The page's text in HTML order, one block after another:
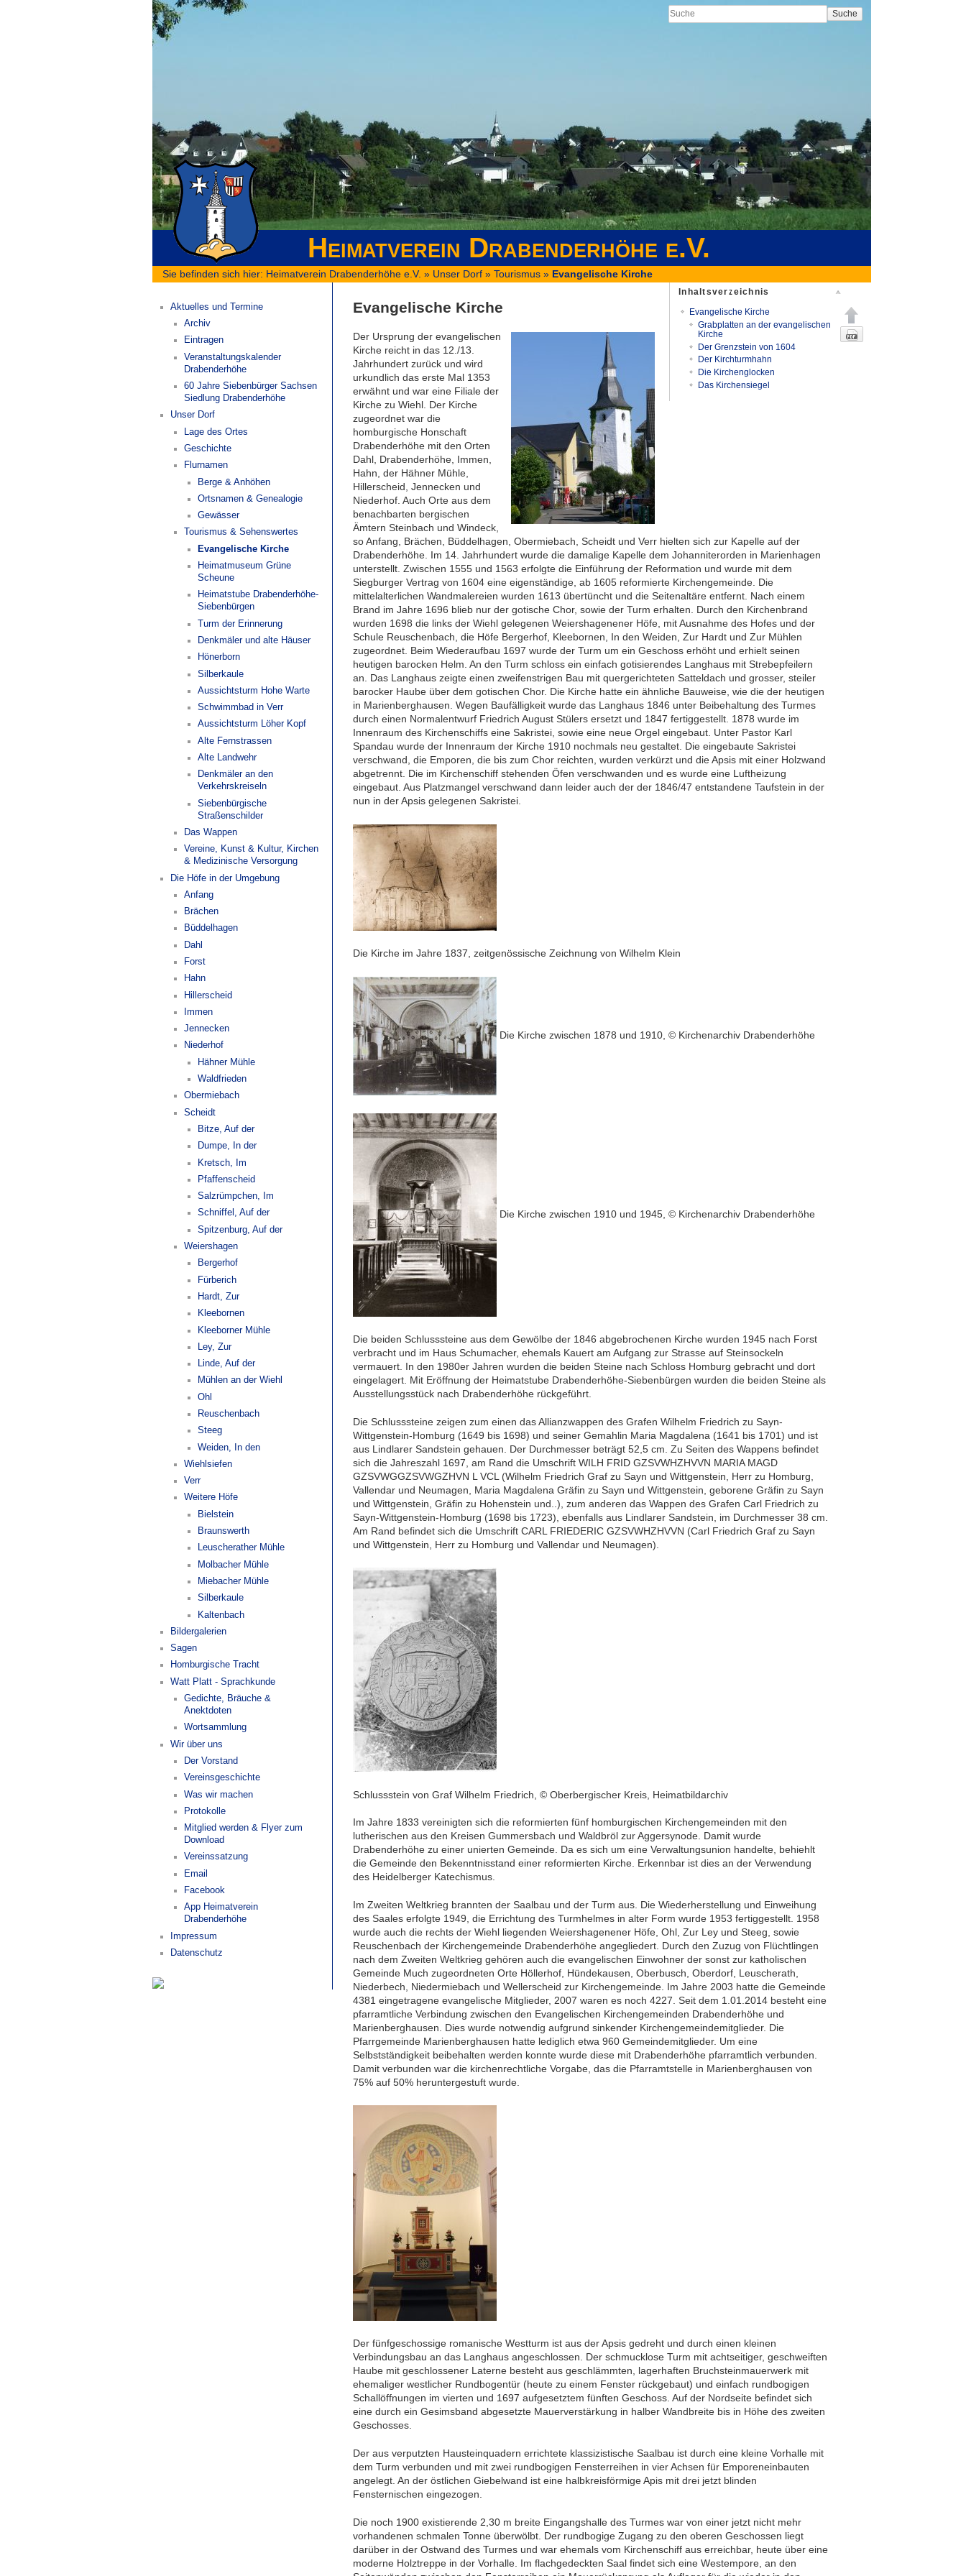
Heimatverein Drabenderhöhe e.V.
Suche
Sie befinden sich hier: Heimatverein Drabenderhöhe e.V. » Unser Dorf » Tourismus » Evangelische Kirche
Aktuelles und Termine
Archiv
Eintragen
Veranstaltungskalender
Drabenderhöhe
60 Jahre Siebenbürger Sachsen
Siedlung Drabenderhöhe
Unser Dorf
Lage des Ortes
Geschichte
Flurnamen
Berge & Anhöhen
Ortsnamen & Genealogie
Gewässer
Tourismus & Sehenswertes
Evangelische Kirche
Heimatmuseum Grüne
Scheune
Heimatstube Drabenderhöhe-
Siebenbürgen
Turm der Erinnerung
Denkmäler und alte Häuser
Hönerborn
Silberkaule
Aussichtsturm Hohe Warte
Schwimmbad in Verr
Aussichtsturm Löher Kopf
Alte Fernstrassen
Alte Landwehr
Denkmäler an den
Verkehrskreiseln
Siebenbürgische
Straßenschilder
Das Wappen
Vereine, Kunst & Kultur, Kirchen
& Medizinische Versorgung
Die Höfe in der Umgebung
Anfang
Brächen
Büddelhagen
Dahl
Forst
Hahn
Hillerscheid
Immen
Jennecken
Niederhof
Hähner Mühle
Waldfrieden
Obermiebach
Scheidt
Bitze, Auf der
Dumpe, In der
Kretsch, Im
Pfaffenscheid
Salzrümpchen, Im
Schniffel, Auf der
Spitzenburg, Auf der
Weiershagen
Bergerhof
Fürberich
Hardt, Zur
Kleebornen
Kleeborner Mühle
Ley, Zur
Linde, Auf der
Mühlen an der Wiehl
Ohl
Reuschenbach
Steeg
Weiden, In den
Wiehlsiefen
Verr
Weitere Höfe
Bielstein
Braunswerth
Leuscherather Mühle
Molbacher Mühle
Miebacher Mühle
Silberkaule
Kaltenbach
Bildergalerien
Sagen
Homburgische Tracht
Watt Platt - Sprachkunde
Gedichte, Bräuche &
Anektdoten
Wortsammlung
Wir über uns
Der Vorstand
Vereinsgeschichte
Was wir machen
Protokolle
Mitglied werden & Flyer zum
Download
Vereinssatzung
Email
Facebook
App Heimatverein
Drabenderhöhe
Impressum
Datenschutz
Inhaltsverzeichnis
Evangelische Kirche
Grabplatten an der evangelischen
Kirche
Der Grenzstein von 1604
Der Kirchturmhahn
Die Kirchenglocken
Das Kirchensiegel
Evangelische Kirche
Der Ursprung der evangelischen
Kirche reicht in das 12./13.
Jahrhundert zurück und wird
urkundlich das erste Mal 1353
erwähnt und war eine Filiale der
Kirche zu Wiehl. Der Kirche
zugeordnet war die
homburgische Honschaft
Drabenderhöhe mit den Orten
Dahl, Drabenderhöhe, Immen,
Hahn, der Hähner Mühle,
Hillerscheid, Jennecken und
Niederhof. Auch Orte aus dem
benachbarten bergischen
Ämtern Steinbach und Windeck,
so Anfang, Brächen, Büddelhagen, Obermiebach, Scheidt und Verr hielten sich zur Kapelle auf der
Drabenderhöhe. Im 14. Jahrhundert wurde die damalige Kapelle dem Johanniterorden in Marienhagen
unterstellt. Zwischen 1555 und 1563 erfolgte die Einführung der Reformation und wurde mit dem
Siegburger Vertrag von 1604 eine eigenständige, ab 1605 reformierte Kirchengemeinde. Die
mittelalterlichen Wandmalereien wurden 1613 übertüncht und die Seitenaltäre entfernt. Nach einem
Brand im Jahre 1696 blieb nur der gotische Chor, sowie der Turm erhalten. Durch den Kirchenbrand
wurden 1698 die links der Wiehl gelegenen Weiershagenener Höfe, mit Ausnahme des Hofes und der
Schule Reuschenbach, die Höfe Bergerhof, Kleebornen, In den Weiden, Zur Hardt und Zur Mühlen
zugeordnet. Beim Wiederaufbau 1697 wurde der Turm um ein Geschoss erhöht und erhielt seinen
heutigen barocken Helm. An den Turm schloss ein einfach gotisierendes Langhaus mit Strebepfeilern
an. Das Langhaus zeigte einen zweifenstrigen Bau mit quergerichteten Satteldach und grosser, steiler
barocker Haube über dem gotischen Chor. Die Kirche hatte ein ähnliche Bauweise, wie die der heutigen
in Marienberghausen. Wegen Baufälligkeit wurde das Langhaus 1846 unter Beibehaltung des Turmes
durch einen Normalentwurf Friedrich August Stülers ersetzt und 1847 fertiggestellt. 1878 wurde im
Innenraum des Kirchenschiffs eine Sakristei, sowie eine neue Orgel eingebaut. Unter Pastor Karl
Spandau wurde der Innenraum der Kirche 1910 nochmals neu gestaltet. Die eingebaute Sakristei
verschwand, die Emporen, die bis zum Chor reichten, wurden verkürzt und die Apsis mit einer Holzwand
abgetrennt. Die im Kirchenschiff stehenden Öfen verschwanden und es wurde eine Luftheizung
eingebaut. Aus Platzmangel verschwand dann leider auch der der 1846/47 entstandene Taufstein in der
nun in der Apsis gelegenen Sakristei.
Die Kirche im Jahre 1837, zeitgenössische Zeichnung von Wilhelm Klein
Die Kirche zwischen 1878 und 1910, © Kirchenarchiv Drabenderhöhe
Die Kirche zwischen 1910 und 1945, © Kirchenarchiv Drabenderhöhe
Die beiden Schlusssteine aus dem Gewölbe der 1846 abgebrochenen Kirche wurden 1945 nach Forst
verbracht und im Haus Schumacher, ehemals Kauert am Aufgang zur Strasse auf Steinsockeln
vermauert. In den 1980er Jahren wurden die beiden Steine nach Schloss Homburg gebracht und dort
eingelagert. Mit Eröffnung der Heimatstube Drabenderhöhe-Siebenbürgen wurden die beiden Steine als
Ausstellungsstück nach Drabenderhöhe rückgeführt.
Die Schlusssteine zeigen zum einen das Allianzwappen des Grafen Wilhelm Friedrich zu Sayn-
Wittgenstein-Homburg (1649 bis 1698) und seiner Gemahlin Maria Magdalena (1641 bis 1701) und ist
aus Lindlarer Sandstein gehauen. Der Durchmesser beträgt 52,5 cm. Zu Seiten des Wappens befindet
sich die Jahreszahl 1697, am Rand die Umschrift WILH FRID GZSVWHZHVVN MARIA MAGD
GZSVWGGZSVWGZHVN L VCL (Wilhelm Friedrich Graf zu Sayn und Wittgenstein, Herr zu Homburg,
Vallendar und Neumagen, Maria Magdalena Gräfin zu Sayn und Wittgenstein, geborene Gräfin zu Sayn
und Wittgenstein, Gräfin zu Hohenstein und..), zum anderen das Wappen des Grafen Carl Friedrich zu
Sayn-Wittgenstein-Homburg (1698 bis 1723), ebenfalls aus Lindlarer Sandstein, im Durchmesser 38 cm.
Am Rand befindet sich die Umschrift CARL FRIEDERIC GZSVWHZHVVN (Carl Friedrich Graf zu Sayn
und Wittgenstein, Herr zu Homburg und Vallendar und Neumagen).
Schlussstein von Graf Wilhelm Friedrich, © Oberbergischer Kreis, Heimatbildarchiv
Im Jahre 1833 vereinigten sich die reformierten fünf homburgischen Kirchengemeinden mit den
lutherischen aus den Kreisen Gummersbach und Waldbröl zur Aggersynode. Damit wurde
Drabenderhöhe zu einer unierten Gemeinde. Da es sich um eine Verwaltungsunion handelte, behiehlt
die Gemeinde den Bekenntnisstand einer reformierten Kirche. Erkennbar ist dies an der Verwendung
des Heidelberger Katechismus.
Im Zweiten Weltkrieg brannten der Saalbau und der Turm aus. Die Wiederherstellung und Einweihung
des Saales erfolgte 1949, die Errichtung des Turmhelmes in alter Form wurde 1953 fertiggestellt. 1958
wurde auch die rechts der Wiehl liegenden Weiershagenener Höfe, Ohl, Zur Ley und Steeg, sowie
Reuschenbach der Kirchengemeinde Drabenderhöhe angegliedert. Durch den Zuzug von Flüchtlingen
nach dem Zweiten Weltkrieg gehören auch die evangelischen Einwohner der sonst zur katholischen
Gemeinde Much zugeordneten Orte Höllerhof, Hündekausen, Oberbusch, Oberdorf, Leuscherath,
Niederbech, Niedermiebach und Wellerscheid zur Kirchengemeinde. Im Jahre 2003 hatte die Gemeinde
4381 eingetragene evangelische Mitglieder, 2007 waren es noch 4227. Seit dem 1.01.2014 besteht eine
pfarramtliche Verbindung zwischen den Evangelischen Kirchengemeinden Drabenderhöhe und
Marienberghausen. Dies wurde notwendig aufgrund sinkender Kirchengemeindemitglieder. Die
Pfarrgemeinde Marienberghausen hatte lediglich etwa 960 Gemeindemitglieder. Um eine
Selbstständigkeit beibehalten werden konnte wurde diese mit Drabenderhöhe pfarramtlich verbunden.
Damit verbunden war die kirchenrechtliche Vorgabe, das die Pfarramtstelle in Marienberghausen von
75% auf 50% heruntergestuft wurde.
Der fünfgeschossige romanische Westturm ist aus der Apsis gedreht und durch einen kleinen
Verbindungsbau an das Langhaus angeschlossen. Der schmucklose Turm mit achtseitiger, geschweiften
Haube mit geschlossener Laterne besteht aus geschlämmten, lagerhaften Bruchsteinmauerwerk mit
ehemaliger westlicher Rundbogentür (heute zu einem Fenster rückgebaut) und einfach rundbogigen
Schallöffnungen im vierten und 1697 aufgesetztem fünften Geschoss. Auf der Nordseite befindet sich
eine durch ein Gesimsband abgesetzte Mauerverstärkung in halber Wandbreite bis in Höhe des zweiten
Geschosses.
Der aus verputzten Hausteinquadern errichtete klassizistische Saalbau ist durch eine kleine Vorhalle mit
dem Turm verbunden und mit zwei rundbogigen Fensterreihen in vier Achsen für Emporeneinbauten
angelegt. An der östlichen Giebelwand ist eine halbkreisförmige Apis mit drei jetzt blinden
Fensternischen eingezogen.
Die noch 1900 existierende 2,30 m breite Eingangshalle des Turmes war von einer jetzt nicht mehr
vorhandenen schmalen Tonne überwölbt. Der rundbogige Zugang zu den oberen Geschossen liegt
darüber in der Ostwand des Turmes und war ehemals vom Kirchenschiff aus erreichbar, heute über eine
moderne Holztreppe in der Vorhalle. Im flachgedeckten Saal findet sich eine Westempore, an den